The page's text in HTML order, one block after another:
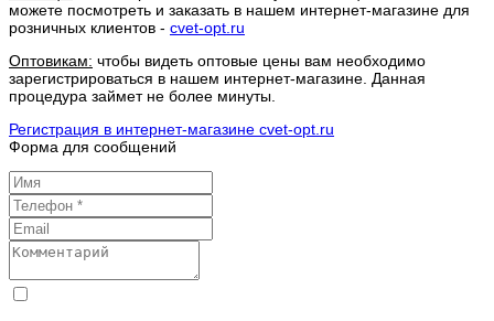
можете посмотреть и заказать в нашем интернет-магазине для
розничных клиентов - cvet-opt.ru
Оптовикам: чтобы видеть оптовые цены вам необходимо
зарегистрироваться в нашем интернет-магазине. Данная
процедура займет не более минуты.
Регистрация в интернет-магазине cvet-opt.ru
Форма для сообщений